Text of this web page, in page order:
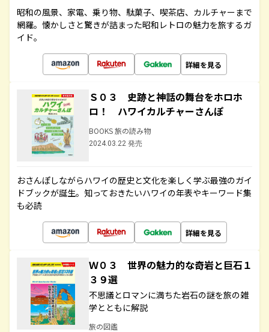
昭和の風景、家電、乗り物、駄菓子、喫茶店、カルチャーまで
網羅。懐かしさと驚きが詰まった昭和レトロの魅力を旅するガ
イド。
詳細を見る
Ｓ０３ 史跡と神話の舞台をホロホ
ロ！ ハワイカルチャーさんぽ
BOOKS 旅の読み物
2024.03.22 発売
おさんぽしながらハワイの歴史と文化を楽しく学ぶ最強のガイ
ドブックが誕生。知っておきたいハワイの年表やキーワード集
も必読
詳細を見る
Ｗ０３ 世界の魅力的な奇岩と巨石１
３９選
不思議とロマンに満ちた岩石の謎を旅の雑
学とともに解説
旅の図鑑